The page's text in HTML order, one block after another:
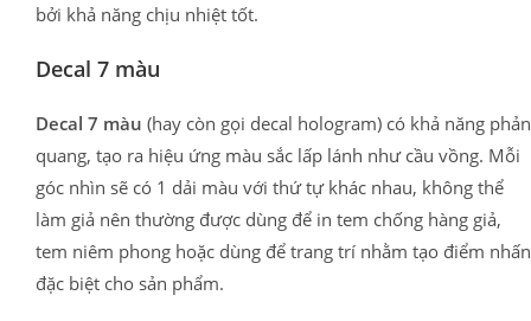
bởi khả năng chịu nhiệt tốt.
Decal 7 màu
Decal 7 màu (hay còn gọi decal hologram) có khả năng phản
quang, tạo ra hiệu ứng màu sắc lấp lánh như cầu vồng. Mỗi
góc nhìn sẽ có 1 dải màu với thứ tự khác nhau, không thể
làm giả nên thường được dùng để in tem chống hàng giả,
tem niêm phong hoặc dùng để trang trí nhằm tạo điểm nhấn
đặc biệt cho sản phẩm.